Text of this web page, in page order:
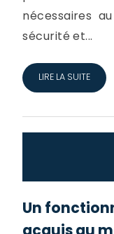
nécessaires
sécurité et...
LIRE LA SUITE
Un